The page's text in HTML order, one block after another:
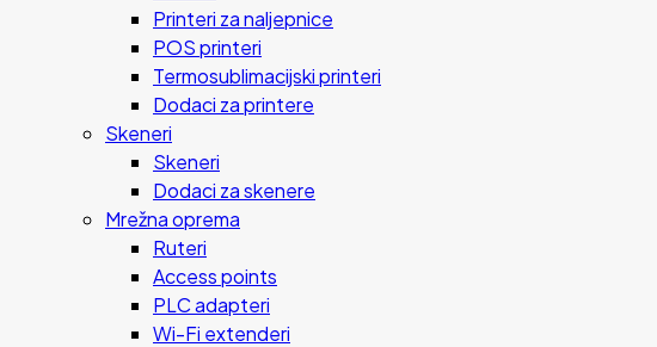
Printeri za naljepnice
POS printeri
Termosublimacijski printeri
Dodaci za printere
Skeneri
Skeneri
Dodaci za skenere
Mrežna oprema
Ruteri
Access points
PLC adapteri
Wi-Fi extenderi